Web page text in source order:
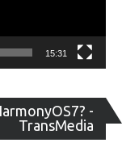
15:31
-
TransMedia
de